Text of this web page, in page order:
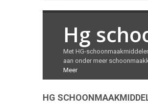
Hg
Met HG-
aan onder meer
Meer
HG